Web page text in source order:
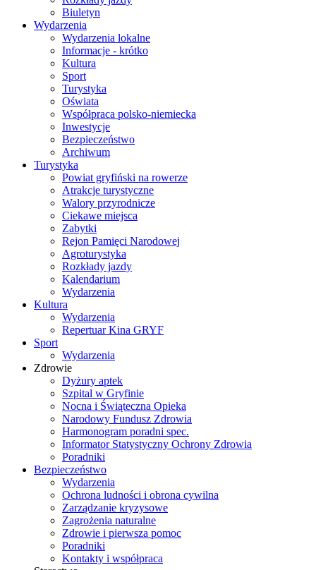
Biuletyn
Wydarzenia
Wydarzenia lokalne
Informacje - krótko
Kultura
Sport
Turystyka
Oświata
Współpraca polsko-niemiecka
Inwestycje
Bezpieczeństwo
Archiwum
Turystyka
Powiat gryfiński na rowerze
Atrakcje turystyczne
Walory przyrodnicze
Ciekawe miejsca
Zabytki
Rejon Pamięci Narodowej
Agroturystyka
Rozkłady jazdy
Kalendarium
Wydarzenia
Kultura
Wydarzenia
Repertuar Kina GRYF
Sport
Wydarzenia
Zdrowie
Dyżury aptek
Szpital w Gryfinie
Nocna i Świąteczna Opieka
Narodowy Fundusz Zdrowia
Harmonogram poradni spec.
Informator Statystyczny Ochrony Zdrowia
Poradniki
Bezpieczeństwo
Wydarzenia
Ochrona ludności i obrona cywilna
Zarządzanie kryzysowe
Zagrożenia naturalne
Zdrowie i pierwsza pomoc
Poradniki
Kontakty i współpraca